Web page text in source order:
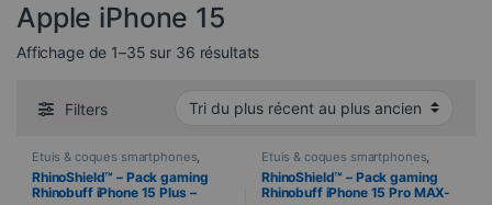
Apple iPhone 15
Affichage de 1–35 sur 36 résultatsTrié du plus récent au plus
Filters
Étuis & coques smartphones,
Mobile,RhinoShield ,Telefonie
RhinoShield™ – Pack gaming
Rhinobuff iPhone 15 Plus –
Étuis & coques smartphones,
Mobile,RhinoShield ,Telefonie
RhinoShield™ – Pack gaming
Rhinobuff iPhone 15 Pro MAX-